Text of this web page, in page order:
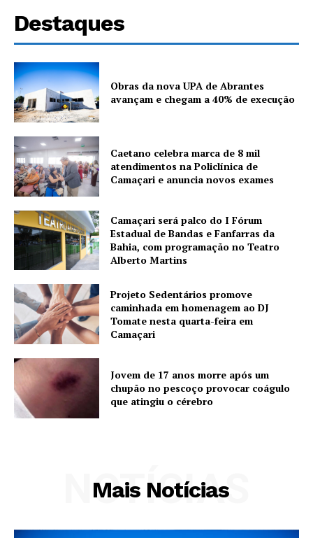
Destaques
Obras da nova UPA de Abrantes
avançam e chegam a 40% de execução
Caetano celebra marca de 8 mil
atendimentos na Policlínica de
Camaçari e anuncia novos exames
Camaçari será palco do I Fórum
Estadual de Bandas e Fanfarras da
Bahia, com programação no Teatro
Alberto Martins
Projeto Sedentários promove
caminhada em homenagem ao DJ
Tomate nesta quarta-feira em
Camaçari
Jovem de 17 anos morre após um
chupão no pescoço provocar coágulo
que atingiu o cérebro
Mais Notícias
NOTÍCIAS